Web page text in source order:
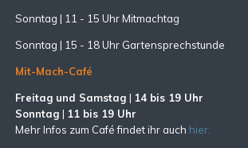
Sonntag | 11 - 15 Uhr Mitmachtag
Sonntag | 15 - 18 Uhr Gartensprechstunde
Mit-Mach-Café
Freitag und Samstag | 14 bis 19 Uhr
Sonntag | 11 bis 19 Uhr
Mehr Infos zum Café findet ihr auch hier.